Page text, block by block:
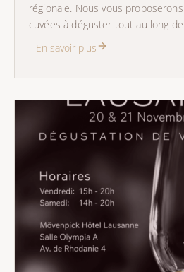
régionale. Nous vous
cuvées à déguster tout au long de
En savoir plus